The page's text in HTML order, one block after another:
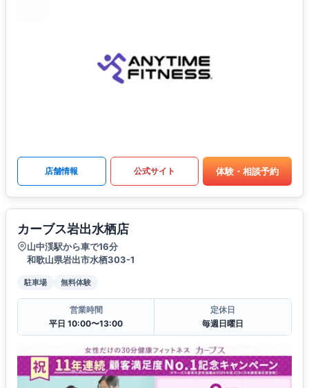
店舗情報 公式サイト 体験・相談予約
カーブス岩出水栖店
山中渓駅から車で16分
和歌山県岩出市水栖303-1
駐車場 無料体験
営業時間
平日 10:00〜13:00
定休日
毎週日曜日